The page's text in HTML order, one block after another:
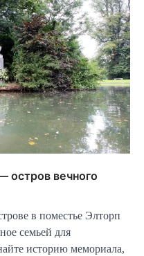
остров вечного
в поместье Элторп
семьей для
историю мемориала,